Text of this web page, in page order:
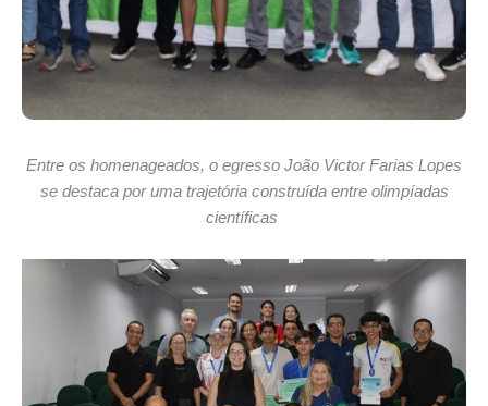
Entre os homenageados, o egresso João Victor Farias Lopes
se destaca por uma trajetória construída entre olimpíadas
científicas